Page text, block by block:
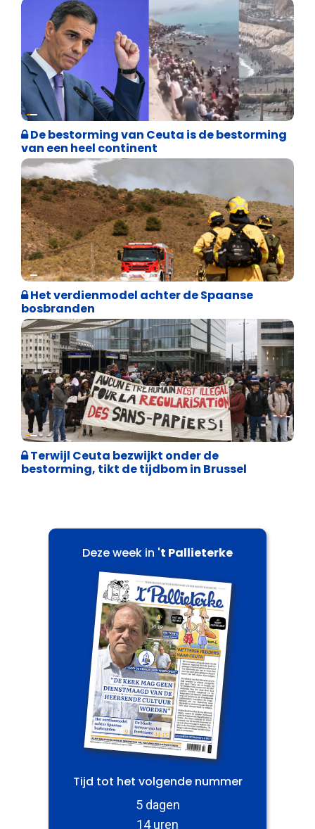
Asiel en Migratie
De bestorming van Ceuta is de bestorming
van een heel continent
Internationale politiek
Het verdienmodel achter de Spaanse
bosbranden
Asiel en Migratie
Terwijl Ceuta bezwijkt onder de
bestorming, tikt de tijdbom in Brussel
Deze week in 't Pallieterke
Tijd tot het volgende nummer
5 dagen
14 uren